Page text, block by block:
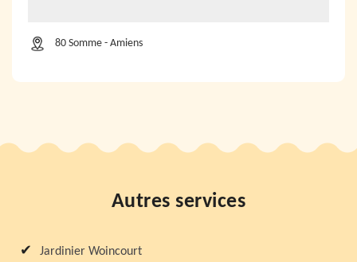
80 Somme - Amiens
Autres services
Jardinier Woincourt